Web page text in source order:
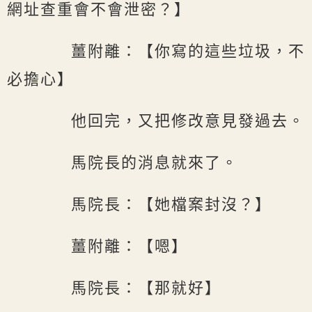
網址查重會不會泄密？】
薑附離：【你寫的這些垃圾，不
必擔心】
他回完，又把修改意見發過去。
馬院長的消息就來了。
馬院長：【她檔案封沒？】
薑附離：【嗯】
馬院長：【那就好】